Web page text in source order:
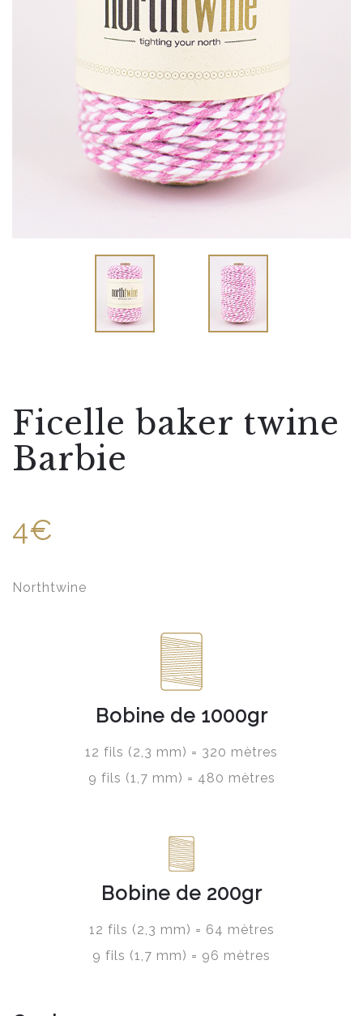
Ficelle baker twine
Barbie
4€
Northtwine
Bobine de 1000gr
12 fils (2,3 mm) = 320 mètres
9 fils (1,7 mm) = 480 mètres
Bobine de 200gr
12 fils (2,3 mm) = 64 mètres
9 fils (1,7 mm) = 96 mètres